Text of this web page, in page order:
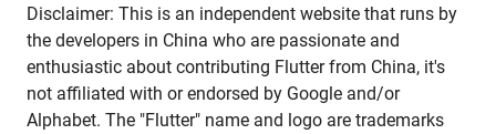
Disclaimer: This is an independent website that runs by
the developers in China who are passionate and
enthusiastic about contributing Flutter from China, it's
not affiliated with or endorsed by Google and/or
Alphabet. The "Flutter" name and logo are trademarks